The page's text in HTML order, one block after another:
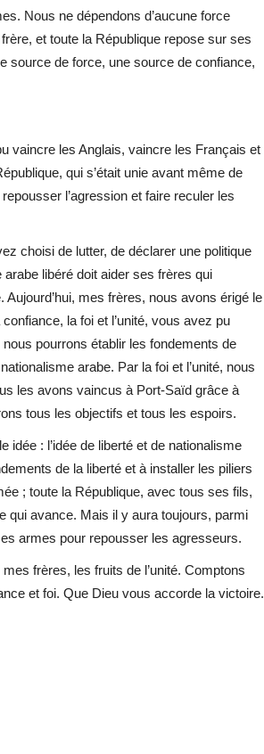
Nous ne dépendons d’aucune force
et toute la République repose sur ses
source de force, une source de confiance,
vaincre les Anglais, vaincre les Français et
qui s’était unie avant même de
l’agression et faire reculer les
choisi de lutter, de déclarer une politique
arabe libéré doit aider ses frères qui
mes frères, nous avons érigé le
la foi et l’unité, vous avez pu
pourrons établir les fondements de
arabe. Par la foi et l’unité, nous
les avons vaincus à Port-Saïd grâce à
tous les objectifs et tous les espoirs.
idée : l’idée de liberté et de nationalisme
de la liberté et à installer les piliers
; toute la République, avec tous ses fils,
qui avance. Mais il y aura toujours, parmi
armes pour repousser les agresseurs.
frères, les fruits de l’unité. Comptons
et foi. Que Dieu vous accorde la victoire.